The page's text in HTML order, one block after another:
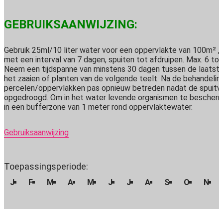
GEBRUIKSAANWIJZING:
Gebruik 25ml/10 liter water voor een oppervlakte van 100m² ,
met een interval van 7 dagen, spuiten tot afdruipen. Max. 6
Neem een tijdspanne van minstens 30 dagen tussen de
het zaaien of planten van de volgende teelt. Na de
percelen/oppervlakken pas opnieuw betreden nadat de
opgedroogd. Om in het water levende organismen te
in een bufferzone van 1 meter rond oppervlaktewater.
Gebruiksaanwijzing
Toepassingsperiode:
J F M A M J J A S O N